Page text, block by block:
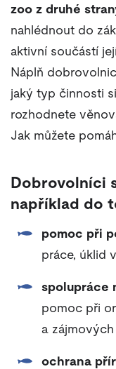
zoo z druhé
nahlédnout do
aktivní součástí
Náplň
jaký typ činnosti
rozhodnete
Jak můžete
Dobrovolníci
například do
pomoc při
práce, úklid
spolupráce
pomoc při
a
ochrana